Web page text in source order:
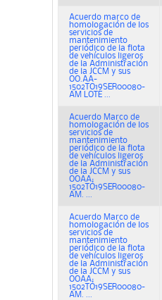
Acuerdo marco de
homologación de los
servicios de
mantenimiento
periódico de la flota
de vehículos ligeros
de la Administración
de la JCCM y sus
OO.AA-
1502TO19SER00080-
AM LOTE ...
Acuerdo Marco de
homologación de los
servicios de
mantenimiento
periódico de la flota
de vehículos ligeros
de la Administración
de la JCCM y sus
OOAA;
1502TO19SER00080-
AM. ...
Acuerdo Marco de
homologación de los
servicios de
mantenimiento
periódico de la flota
de vehículos ligeros
de la Administración
de la JCCM y sus
OOAA;
1502TO19SER00080-
AM. ...